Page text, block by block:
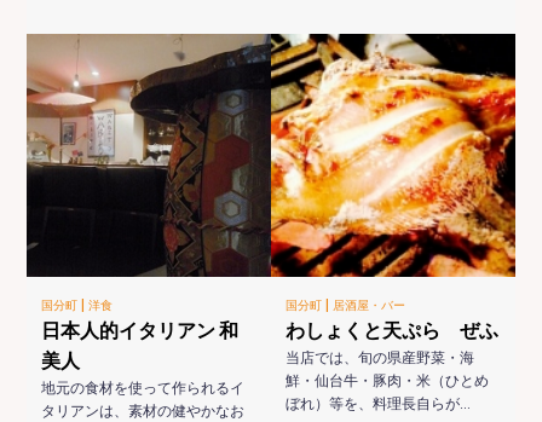
国分町 |洋食
日本人的イタリアン 和
美人
地元の食材を使って作られるイ
タリアンは、素材の健やかなお
国分町 | 居酒屋・バー
わしょくと天ぷら ぜふ
当店では、旬の県産野菜・海
鮮・仙台牛・豚肉・米（ひとめ
ぼれ）等を、料理長自らが…